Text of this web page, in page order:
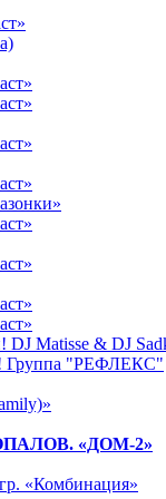
DJ Matisse & DJ
Группа "РЕФЛЕКС"
«ДОМ-2»
«Комбинация»